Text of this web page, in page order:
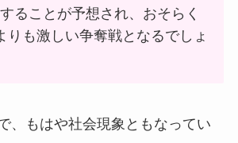
ることが予想され、おそらく
りも激しい争奪戦となるでしょ
、もはや社会現象ともなってい